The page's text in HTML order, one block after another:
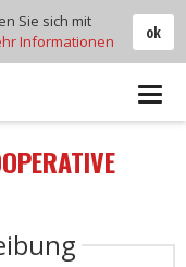
ok
Sie sich mit
Informationen